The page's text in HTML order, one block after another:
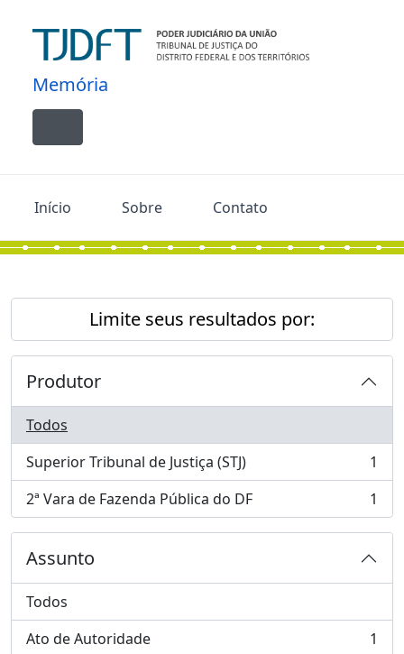
Memória
Toggle navigation
Início Sobre Contato
Limite seus resultados por:
Produtor
Todos
Superior Tribunal de Justiça (STJ)
, 1 resultados
1
2ª Vara de Fazenda Pública do DF
, 1 resultados 1
Assunto
Todos
Ato de Autoridade
, 1 resultados
1